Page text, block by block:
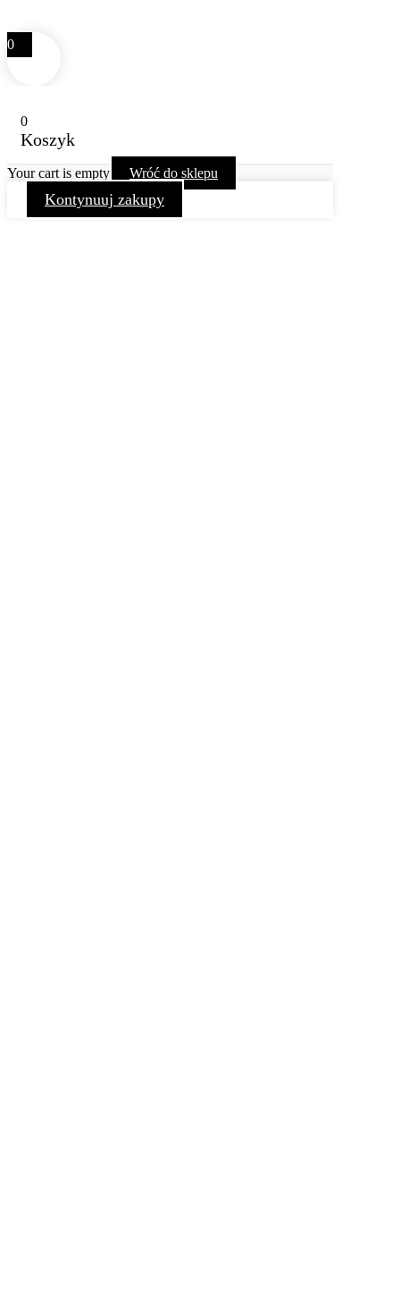
0
0
Koszyk
Your cart is empty Wróć do sklepu
Kontynuuj zakupy